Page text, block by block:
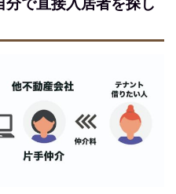
で直接入居者を探し